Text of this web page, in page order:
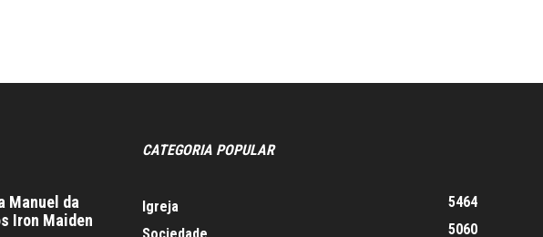
Manuel da
Iron Maiden
CATEGORIA POPULAR
Igreja
5464
5060